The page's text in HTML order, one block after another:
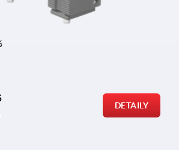
DETAILY